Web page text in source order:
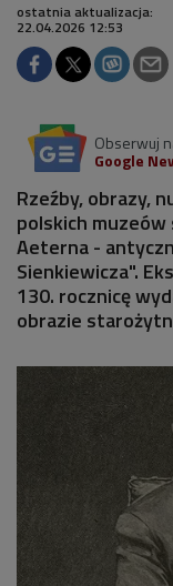
ostatnia aktualizacja:
22.04.2026 12:53
Obserwuj
Google
Rzeźby, obrazy,
polskich muzeów
Aeterna -
Sienkiewicza".
130. rocznicę
obrazie